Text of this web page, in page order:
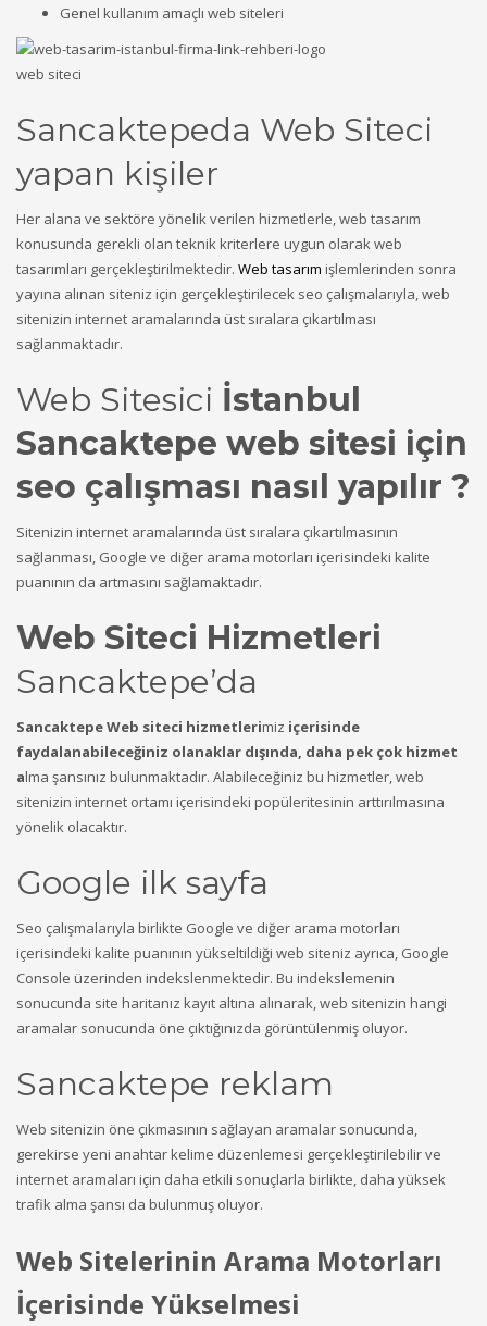
Genel kullanım amaçlı web siteleri
web siteci
Sancaktepeda Web Siteci
yapan kişiler
Her alana ve sektöre yönelik verilen hizmetlerle, web tasarım
konusunda gerekli olan teknik kriterlere uygun olarak web
tasarımları gerçekleştirilmektedir. Web tasarım işlemlerinden sonra
yayına alınan siteniz için gerçekleştirilecek seo çalışmalarıyla, web
sitenizin internet aramalarında üst sıralara çıkartılması
sağlanmaktadır.
Web Sitesici İstanbul
Sancaktepe web sitesi için
seo çalışması nasıl yapılır ?
Sitenizin internet aramalarında üst sıralara çıkartılmasının
sağlanması, Google ve diğer arama motorları içerisindeki kalite
puanının da artmasını sağlamaktadır.
Web Siteci Hizmetleri
Sancaktepe’da
Sancaktepe Web siteci hizmetlerimiz içerisinde
faydalanabileceğiniz olanaklar dışında, daha pek çok hizmet
alma şansınız bulunmaktadır. Alabileceğiniz bu hizmetler, web
sitenizin internet ortamı içerisindeki popüleritesinin arttırılmasına
yönelik olacaktır.
Google ilk sayfa
Seo çalışmalarıyla birlikte Google ve diğer arama motorları
içerisindeki kalite puanının yükseltildiği web siteniz ayrıca, Google
Console üzerinden indekslenmektedir. Bu indekslemenin
sonucunda site haritanız kayıt altına alınarak, web sitenizin hangi
aramalar sonucunda öne çıktığınızda görüntülenmiş oluyor.
Sancaktepe reklam
Web sitenizin öne çıkmasının sağlayan aramalar sonucunda,
gerekirse yeni anahtar kelime düzenlemesi gerçekleştirilebilir ve
internet aramaları için daha etkili sonuçlarla birlikte, daha yüksek
trafik alma şansı da bulunmuş oluyor.
Web Sitelerinin Arama Motorları
İçerisinde Yükselmesi